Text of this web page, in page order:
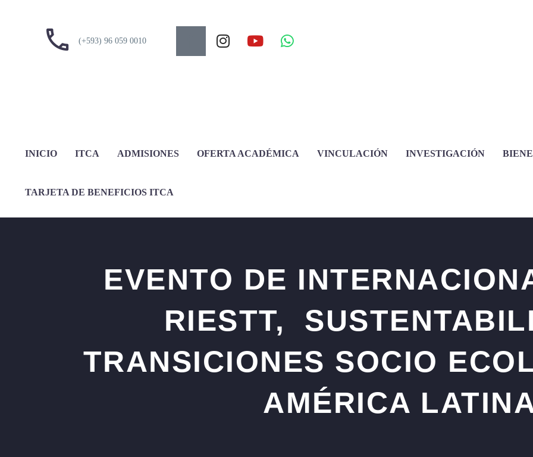
(+593) 96 059 0010
INICIO ITCA ADMISIONES OFERTA ACADÉMICA VINCULACIÓN INVESTIGACIÓN
TARJETA DE BENEFICIOS ITCA
EVENTO DE
RIESTT,
TRANSICIONES SOCIO
AMÉRICA